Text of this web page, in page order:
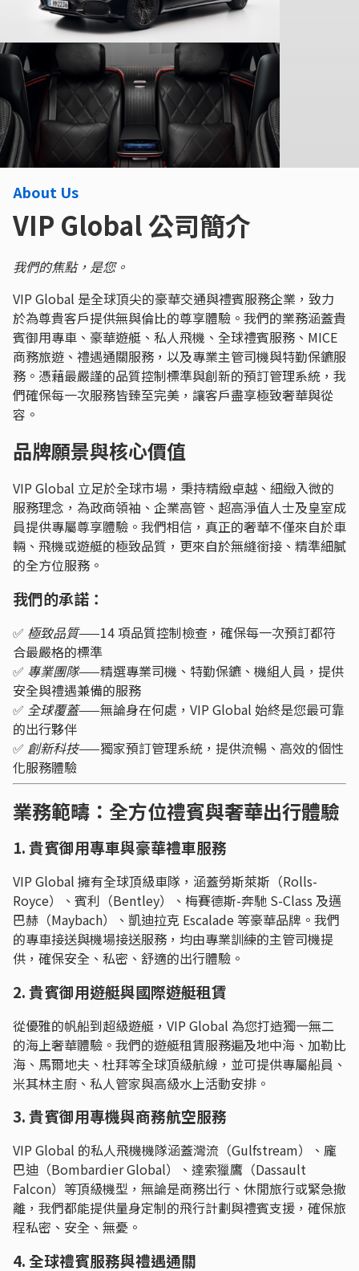
About Us
VIP Global 公司簡介
我們的焦點，是您。
VIP Global 是全球頂尖的豪華交通與禮賓服務企業，致力
於為尊貴客戶提供無與倫比的尊享體驗。我們的業務涵蓋貴
賓御用專車、豪華遊艇、私人飛機、全球禮賓服務、MICE
商務旅遊、禮遇通關服務，以及專業主管司機與特勤保鑣服
務。憑藉最嚴謹的品質控制標準與創新的預訂管理系統，我
們確保每一次服務皆臻至完美，讓客戶盡享極致奢華與從
容。
品牌願景與核心價值
VIP Global 立足於全球市場，秉持精緻卓越、細緻入微的
服務理念，為政商領袖、企業高管、超高淨值人士及皇室成
員提供專屬尊享體驗。我們相信，真正的奢華不僅來自於車
輛、飛機或遊艇的極致品質，更來自於無縫銜接、精準細膩
的全方位服務。
我們的承諾：
✅ 極致品質——14 項品質控制檢查，確保每一次預訂都符
合最嚴格的標準
✅ 專業團隊——精選專業司機、特勤保鑣、機組人員，提供
安全與禮遇兼備的服務
✅ 全球覆蓋——無論身在何處，VIP Global 始終是您最可靠
的出行夥伴
✅ 創新科技——獨家預訂管理系統，提供流暢、高效的個性
化服務體驗
業務範疇：全方位禮賓與奢華出行體驗
1. 貴賓御用專車與豪華禮車服務
VIP Global 擁有全球頂級車隊，涵蓋勞斯萊斯（Rolls-
Royce）、賓利（Bentley）、梅賽德斯-奔馳 S-Class 及邁
巴赫（Maybach）、凱迪拉克 Escalade 等豪華品牌。我們
的專車接送與機場接送服務，均由專業訓練的主管司機提
供，確保安全、私密、舒適的出行體驗。
2. 貴賓御用遊艇與國際遊艇租賃
從優雅的帆船到超級遊艇，VIP Global 為您打造獨一無二
的海上奢華體驗。我們的遊艇租賃服務遍及地中海、加勒比
海、馬爾地夫、杜拜等全球頂級航線，並可提供專屬船員、
米其林主廚、私人管家與高級水上活動安排。
3. 貴賓御用專機與商務航空服務
VIP Global 的私人飛機機隊涵蓋灣流（Gulfstream）、龐
巴迪（Bombardier Global）、達索獵鷹（Dassault
Falcon）等頂級機型，無論是商務出行、休閒旅行或緊急撤
離，我們都能提供量身定制的飛行計劃與禮賓支援，確保旅
程私密、安全、無憂。
4. 全球禮賓服務與禮遇通關